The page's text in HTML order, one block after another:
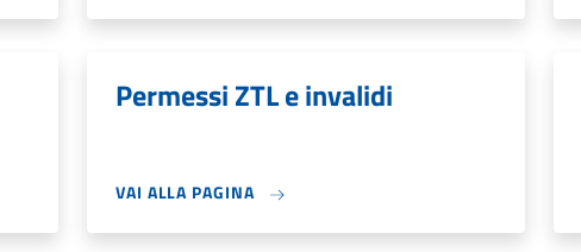
Permessi ZTL e invalidi
VAI ALLA PAGINA